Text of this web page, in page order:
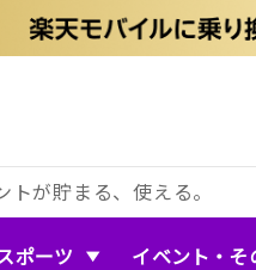
が貯まる、使える。
ポーツ イベント・そ